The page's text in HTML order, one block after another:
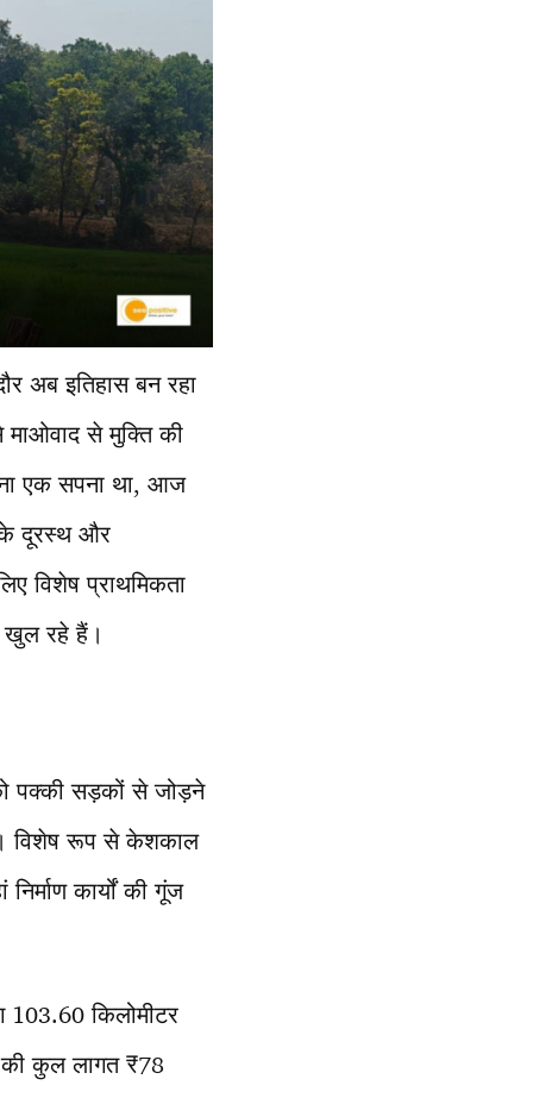
अब इतिहास बन रहा
से मुक्ति की
एक सपना था, आज
के दूरस्थ और
विशेष प्राथमिकता
खुल रहे हैं।
पक्की सड़कों से जोड़ने
विशेष रूप से केशकाल
कार्यों की गूंज
103.60 किलोमीटर
की कुल लागत ₹78